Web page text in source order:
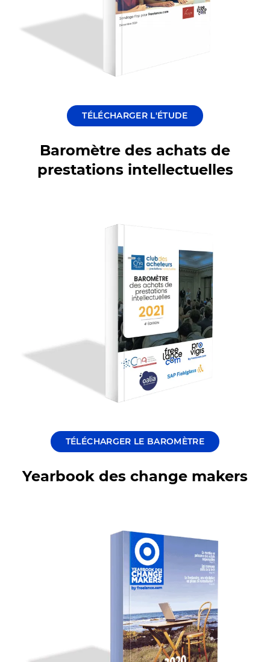
TÉLÉCHARGER L'ÉTUDE
Baromètre des achats de
prestations intellectuelles
TÉLÉCHARGER LE BAROMÈTRE
Yearbook des change makers